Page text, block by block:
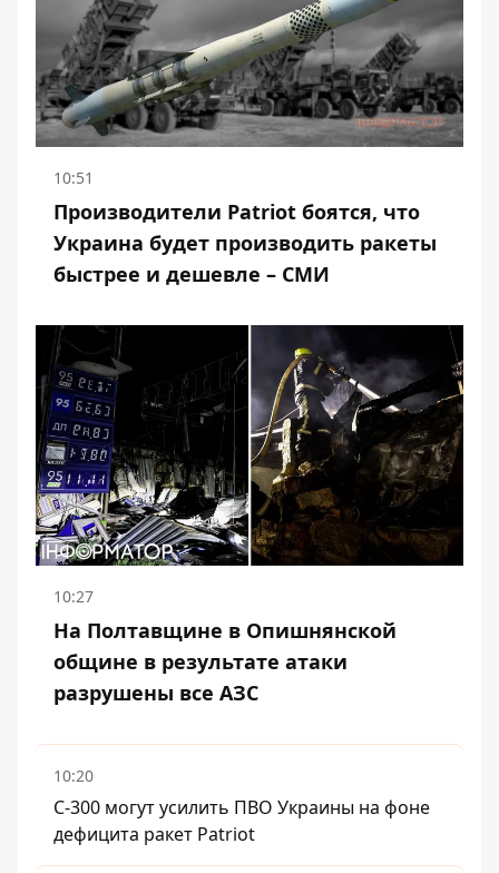
10:51
Производители Patriot боятся, что
Украина будет производить ракеты
быстрее и дешевле – СМИ
10:27
На Полтавщине в Опишнянской
общине в результате атаки
разрушены все АЗС
10:20
С-300 могут усилить ПВО Украины на фоне
дефицита ракет Patriot